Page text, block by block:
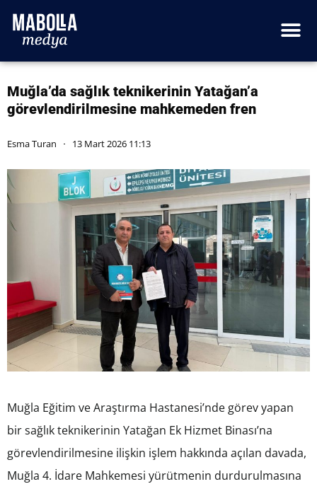
Muğla’da sağlık teknikerinin Yatağan’a
görevlendirilmesine mahkemeden fren
Esma Turan 13 Mart 2026 11:13
Muğla Eğitim ve Araştırma Hastanesi’nde görev yapan
bir sağlık teknikerinin Yatağan Ek Hizmet Binası’na
görevlendirilmesine ilişkin işlem hakkında açılan davada,
Muğla 4. İdare Mahkemesi yürütmenin durdurulmasına